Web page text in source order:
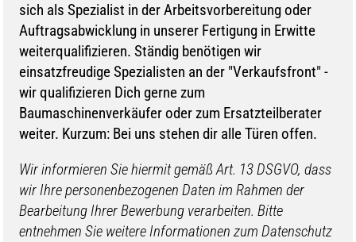
sich als Spezialist in der Arbeitsvorbereitung oder
Auftragsabwicklung in unserer Fertigung in Erwitte
weiterqualifizieren. Ständig benötigen wir
einsatzfreudige Spezialisten an der "Verkaufsfront" -
wir qualifizieren Dich gerne zum
Baumaschinenverkäufer oder zum Ersatzteilberater
weiter. Kurzum: Bei uns stehen dir alle Türen offen.
Wir informieren Sie hiermit gemäß Art. 13 DSGVO, dass
wir Ihre personenbezogenen Daten im Rahmen der
Bearbeitung Ihrer Bewerbung verarbeiten. Bitte
entnehmen Sie weitere Informationen zum Datenschutz